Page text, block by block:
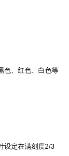
色、红色、白色等
设定在满刻度2/3